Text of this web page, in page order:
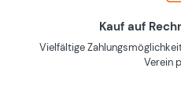
Kauf auf
Vielfältige
Verein